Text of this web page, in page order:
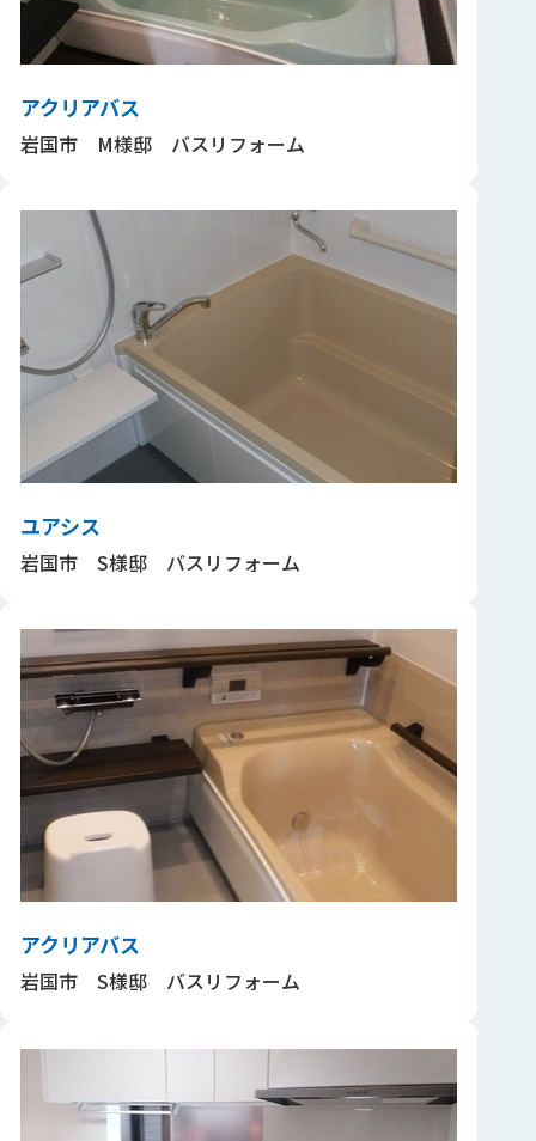
アクリアバス
岩国市 M様邸 バスリフォーム
ユアシス
岩国市 S様邸 バスリフォーム
アクリアバス
岩国市 S様邸 バスリフォーム